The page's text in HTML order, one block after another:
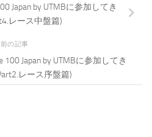
Japan by UTMBに参加してき
レース中盤篇)
前の記事
100 Japan by UTMBに参加してき
レース序盤篇)